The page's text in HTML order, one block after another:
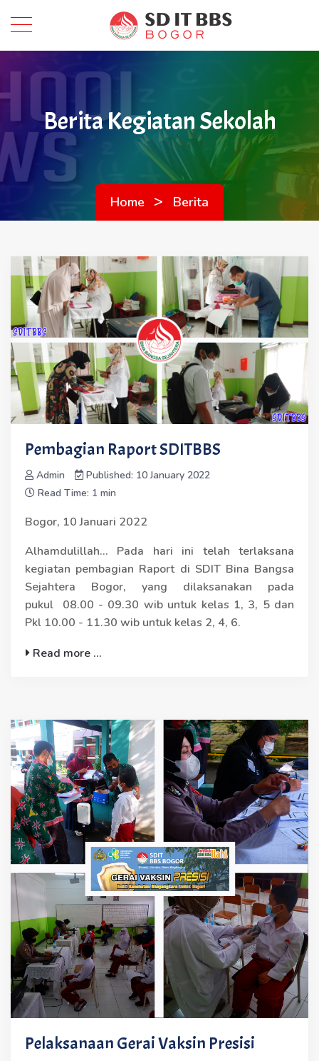
Berita Kegiatan Sekolah
Home > Berita
Pembagian Raport SDITBBS
Admin
Published: 10 January 2022
Read Time: 1 min
Bogor, 10 Januari 2022
Alhamdulillah... Pada hari ini telah terlaksana
kegiatan pembagian Raport di SDIT Bina Bangsa
Sejahtera Bogor, yang dilaksanakan pada
pukul 08.00 - 09.30 wib untuk kelas 1, 3, 5 dan
Pkl 10.00 - 11.30 wib untuk kelas 2, 4, 6.
Read more ...
Pelaksanaan Gerai Vaksin Presisi